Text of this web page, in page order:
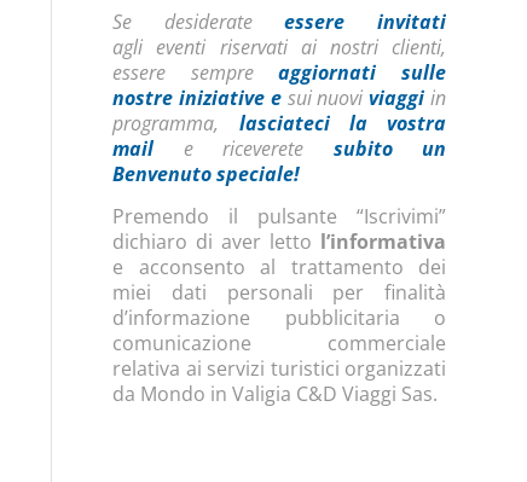
Se desiderateessere invitati
agli eventi riservati ai nostri clienti,
essere sempreaggiornati sulle
nostre iniziative esui nuoviviaggi in
programma, lasciateci la vostra
mail e riceverete subito un
Benvenuto speciale!
Premendo il pulsante “Iscrivimi”
dichiaro di aver letto l’informativa
e acconsento al trattamento dei
miei dati personali per finalità
d’informazione pubblicitaria o
comunicazione commerciale
relativa ai servizi turistici organizzati
da Mondo in Valigia C&D Viaggi Sas.